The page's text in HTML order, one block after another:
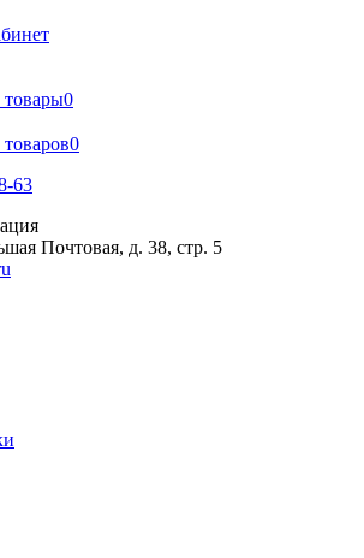
0
0
63
Почтовая, д. 38, стр. 5